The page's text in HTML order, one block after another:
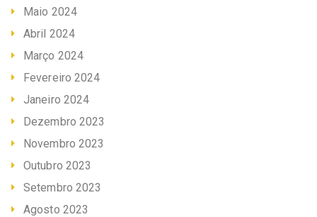
Maio 2024
Abril 2024
Março 2024
Fevereiro 2024
Janeiro 2024
Dezembro 2023
Novembro 2023
Outubro 2023
Setembro 2023
Agosto 2023